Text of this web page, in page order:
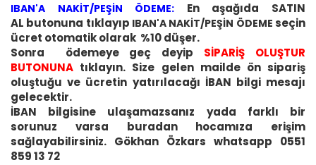
IBAN'A NAKİT/PEŞİN ÖDEME:
En aşağıda SATIN
AL butonuna tıklayıp IBAN'A NAKİT/PEŞİN ÖDEME seçin
ücret otomatik olarak %10 düşer.
Sonra ödemeye geç deyip SİPARİŞ OLUŞTUR
BUTONUNA tıklayın. Size gelen mailde ön sipariş
oluştuğu ve ücretin yatırılacağı İBAN bilgi mesajı
gelecektir.
İBAN bilgisine ulaşamazsanız yada farklı bir
sorunuz varsa buradan hocamıza erişim
sağlayabilirsiniz. Gökhan Özkars whatsapp 0551
859 13 72